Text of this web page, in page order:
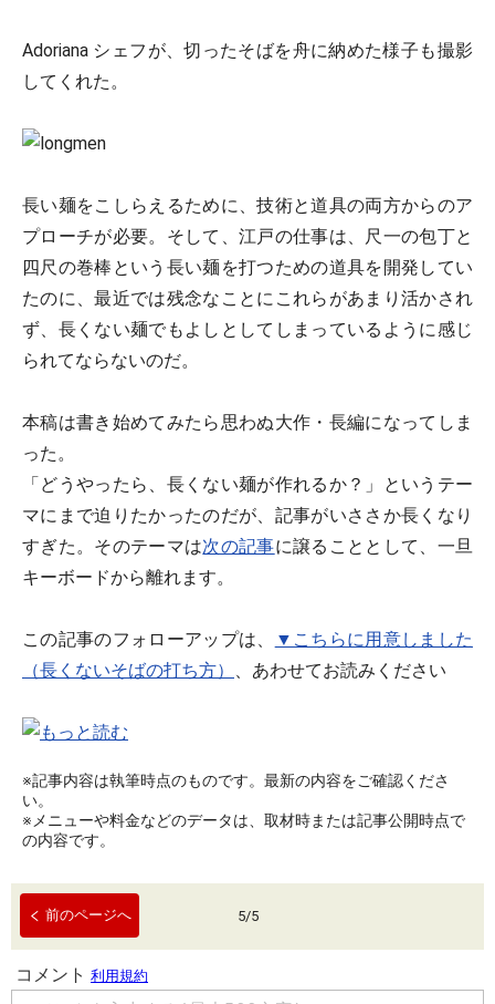
Adoriana シェフが、切ったそばを舟に納めた様子も撮影
してくれた。
長い麺をこしらえるために、技術と道具の両方からのア
プローチが必要。そして、江戸の仕事は、尺一の包丁と
四尺の巻棒という長い麺を打つための道具を開発してい
たのに、最近では残念なことにこれらがあまり活かされ
ず、長くない麺でもよしとしてしまっているように感じ
られてならないのだ。
本稿は書き始めてみたら思わぬ大作・長編になってしま
った。
「どうやったら、長くない麺が作れるか？」というテー
マにまで迫りたかったのだが、記事がいささか長くなり
すぎた。そのテーマは次の記事に譲ることとして、一旦
キーボードから離れます。
この記事のフォローアップは、
▼こちらに用意しました
（長くないそばの打ち方）
、あわせてお読みください
※記事内容は執筆時点のものです。最新の内容をご確認くださ
い。
※メニューや料金などのデータは、取材時または記事公開時点で
の内容です。
前のページへ 5/5